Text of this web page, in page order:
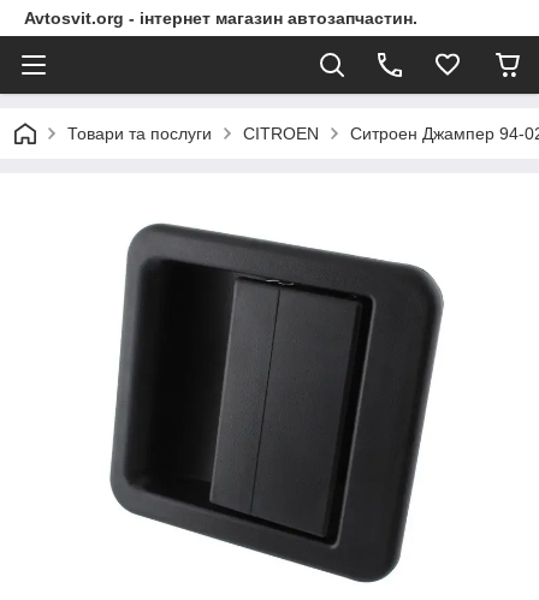
Avtosvit.org - інтернет магазин автозапчастин.
Товари та послуги CITROEN Ситроен Джампер 94-